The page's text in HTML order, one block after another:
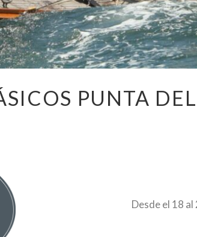
PUNTA
Desde el 18 al